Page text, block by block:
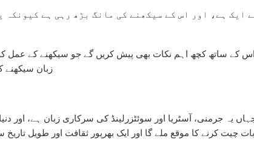
ہے، اور اس کے سیکھنے کی مانگ بڑھ رہی ہے کیونکہ
لائن سیکھنے کے لیے 10 وجوہات بتاتے ہیں، اس کے ساتھ کچھ اہم نکات بھی پیش کریں گے جو
زبان سیکھنے
کرنے کا موقع ملے گا اور ایک بھرپور ثقافت اور طویل تاریخ